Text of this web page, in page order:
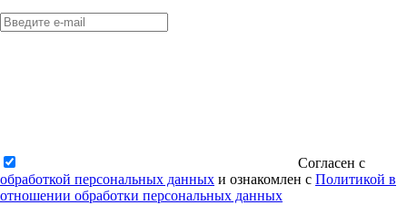
Согласен с
обработкой персональных данных и ознакомлен с Политикой в
отношении обработки персональных данных